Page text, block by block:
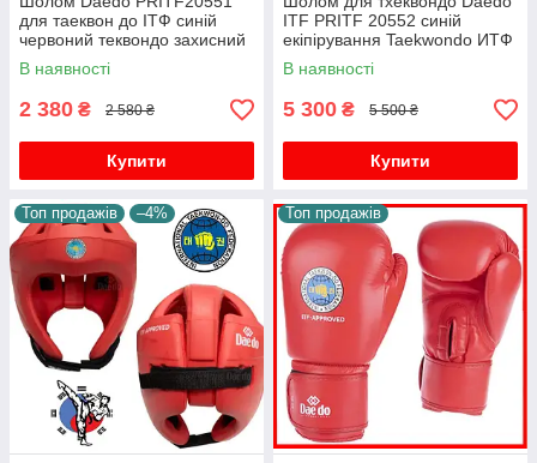
для таеквон до ІТФ синій
червоний теквондо захисний
шолом тренувальний для
єдиноборств
В наявності
2 380 ₴ 2 580 ₴
Купити
ITF PRITF 20552 синій
екіпірування Taekwondo ИТФ
В наявності
5 300 ₴ 5 500 ₴
Купити
Топ продажів –4% Топ продажів